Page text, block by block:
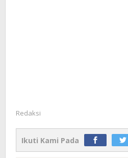
Redaksi
Ikuti Kami Pada